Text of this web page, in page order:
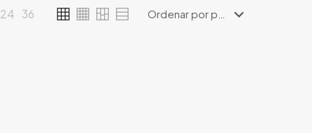
24 36